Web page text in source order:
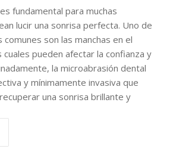
fundamental para muchas
lucir una sonrisa perfecta. Uno de
son las manchas en el
pueden afectar la confianza y
la microabrasión dental
y mínimamente invasiva que
una sonrisa brillante y